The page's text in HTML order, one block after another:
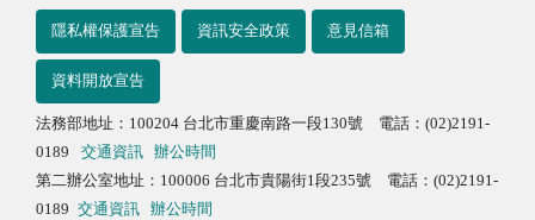
隱私權保護宣告 資訊安全政策 意見信箱
資料開放宣告
法務部地址：100204 台北市重慶南路一段130號 電話：(02)2191-
0189
交通資訊
辦公時間
第二辦公室地址：100006 台北市貴陽街1段235號 電話：(02)2191-
0189 交通資訊 辦公時間